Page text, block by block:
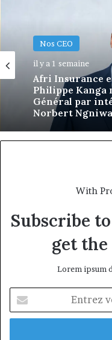
Nos CEO
il y a 1 semaine
Afri Insurance
Philippe Kanga
Général par
Norbert
Nos CEO
18 juin 2026
Eva Mballa, la
qui veut donner
nouvelle saison
With
Subscribe
get
Lorem ipsum
votre
adresse